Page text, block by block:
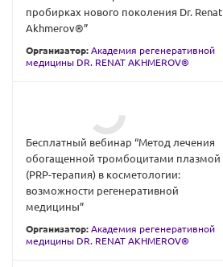
пробирках нового поколения Dr. Renat
Akhmerov®”
Организатор: Академия регенеративной
медицины DR. RENAT AKHMEROV®
Бесплатный вебинар “Метод лечения
обогащенной тромбоцитами плазмой
(PRP-терапия) в косметологии:
возможности регенеративной
медицины”
Организатор: Академия регенеративной
медицины DR. RENAT AKHMEROV®